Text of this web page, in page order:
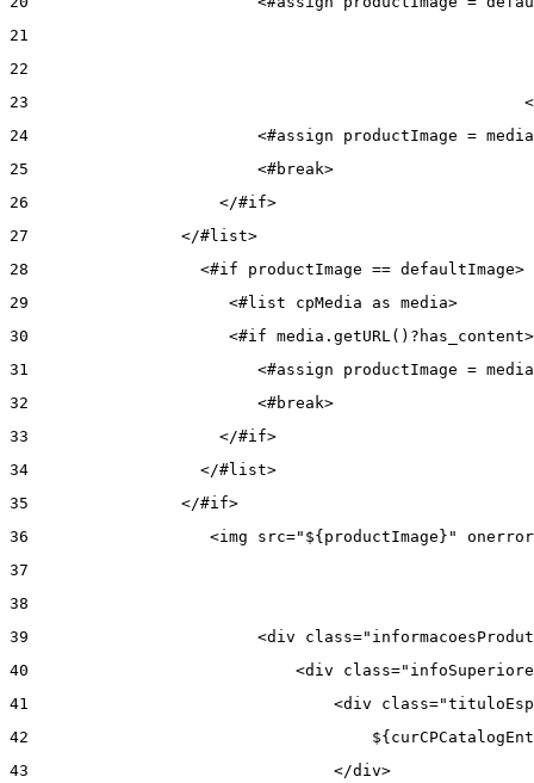
21
22
23
24
<#assign productImage =
25
                        <#break>
26
                    </#if>
27
                </#list>
28
                  <#if productImage == defaultImage>
29
                     <#list cpMedia as media>
30
<#if
31
<#assign productImage =
32
                        <#break>
33
                    </#if>
34
                  </#list>
35
                </#if>
36
<img src="${productImage}"
37
38
39
<div
40
<div
41
<div
42
43
                                </div>